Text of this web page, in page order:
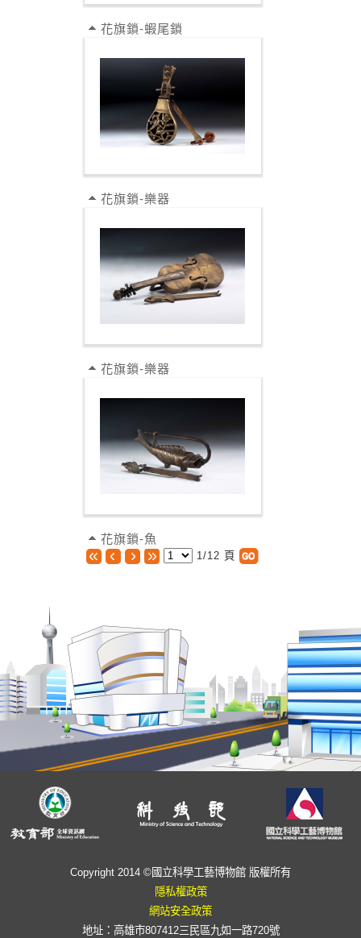
花旗鎖-蝦尾鎖
花旗鎖-樂器
花旗鎖-樂器
花旗鎖-魚
1/12 頁
Copyright 2014 ©國立科學工藝博物館 版權所有
隱私權政策
網站安全政策
地址：高雄市807412三民區九如一路720號